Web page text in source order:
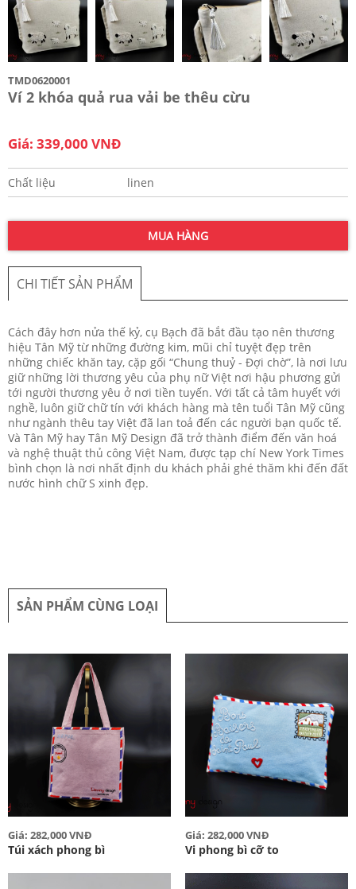
TMD0620001
Ví 2 khóa quả rua vải be thêu cừu
Giá: 339,000 VNĐ
Chất liệu linen
MUA HÀNG
CHI TIẾT SẢN PHẨM
Cách đây hơn nửa thế kỷ, cụ Bạch đã bắt đầu tạo nên thương
hiệu Tân Mỹ từ những đường kim, mũi chỉ tuyệt đẹp trên
những chiếc khăn tay, cặp gối “Chung thuỷ - Đợi chờ”, là nơi lưu
giữ những lời thương yêu của phụ nữ Việt nơi hậu phương gửi
tới người thương yêu ở nơi tiền tuyến. Với tất cả tâm huyết với
nghề, luôn giữ chữ tín với khách hàng mà tên tuổi Tân Mỹ cũng
như ngành thêu tay Việt đã lan toả đến các người bạn quốc tế.
Và Tân Mỹ hay Tân Mỹ Design đã trở thành điểm đến văn hoá
và nghệ thuật thủ công Việt Nam, được tạp chí New York Times
bình chọn là nơi nhất định du khách phải ghé thăm khi đến đất
nước hình chữ S xinh đẹp.
SẢN PHẨM CÙNG LOẠI
Giá: 282,000 VNĐ
Túi xách phong bì
Giá: 282,000 VNĐ
Vi phong bì cỡ to